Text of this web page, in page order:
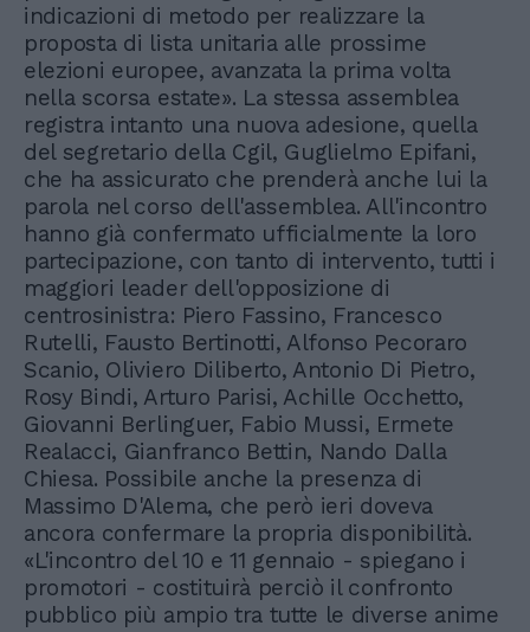
indicazioni di metodo per realizzare la
proposta di lista unitaria alle prossime
elezioni europee, avanzata la prima volta
nella scorsa estate». La stessa assemblea
registra intanto una nuova adesione, quella
del segretario della Cgil, Guglielmo Epifani,
che ha assicurato che prenderà anche lui la
parola nel corso dell'assemblea. All'incontro
hanno già confermato ufficialmente la loro
partecipazione, con tanto di intervento, tutti i
maggiori leader dell'opposizione di
centrosinistra: Piero Fassino, Francesco
Rutelli, Fausto Bertinotti, Alfonso Pecoraro
Scanio, Oliviero Diliberto, Antonio Di Pietro,
Rosy Bindi, Arturo Parisi, Achille Occhetto,
Giovanni Berlinguer, Fabio Mussi, Ermete
Realacci, Gianfranco Bettin, Nando Dalla
Chiesa. Possibile anche la presenza di
Massimo D'Alema, che però ieri doveva
ancora confermare la propria disponibilità.
«L'incontro del 10 e 11 gennaio - spiegano i
promotori - costituirà perciò il confronto
pubblico più ampio tra tutte le diverse anime